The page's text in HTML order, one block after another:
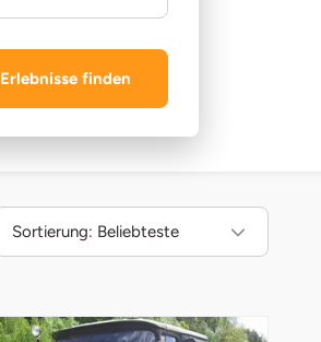
Erlebnisse finden
Sortierung: Beliebteste